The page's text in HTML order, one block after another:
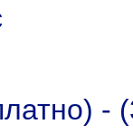
-